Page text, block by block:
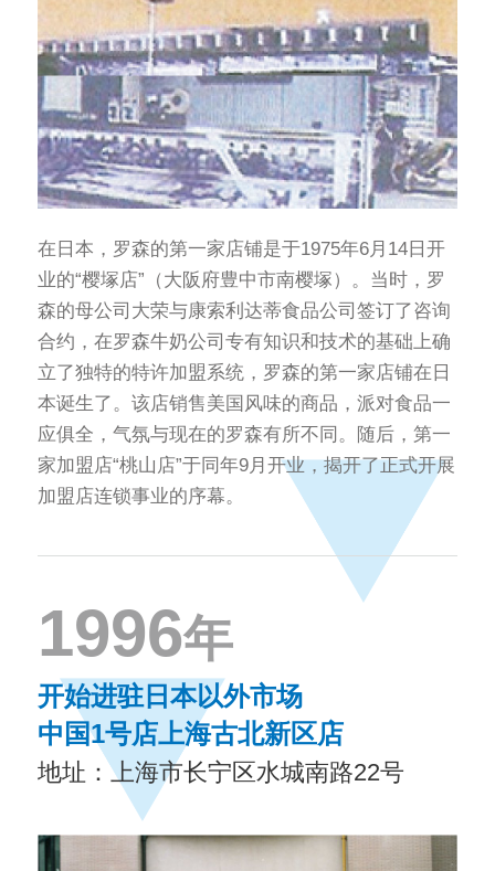
在日本，罗森的第一家店铺是于1975年6月14日开
业的“樱塚店”（大阪府豊中市南樱塚）。当时，罗
森的母公司大荣与康索利达蒂食品公司签订了咨询
合约，在罗森牛奶公司专有知识和技术的基础上确
立了独特的特许加盟系统，罗森的第一家店铺在日
本诞生了。该店销售美国风味的商品，派对食品一
应俱全，气氛与现在的罗森有所不同。随后，第一
家加盟店“桃山店”于同年9月开业，揭开了正式开展
加盟店连锁事业的序幕。
1996年
开始进驻日本以外市场
中国1号店上海古北新区店
地址：上海市长宁区水城南路22号